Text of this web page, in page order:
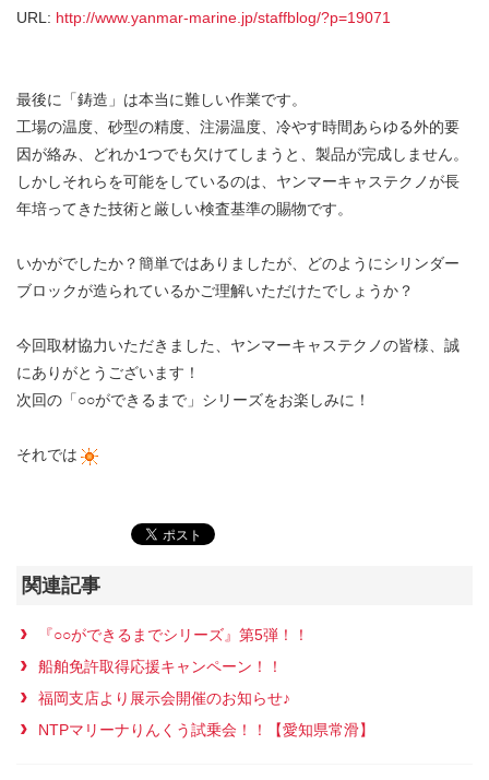
URL: http://www.yanmar-marine.jp/staffblog/?p=19071
最後に「鋳造」は本当に難しい作業です。
工場の温度、砂型の精度、注湯温度、冷やす時間あらゆる外的要
因が絡み、どれか1つでも欠けてしまうと、製品が完成しません。
しかしそれらを可能をしているのは、ヤンマーキャステクノが長
年培ってきた技術と厳しい検査基準の賜物です。
いかがでしたか？簡単ではありましたが、どのようにシリンダー
ブロックが造られているかご理解いただけたでしょうか？
今回取材協力いただきました、ヤンマーキャステクノの皆様、誠
にありがとうございます！
次回の「○○ができるまで」シリーズをお楽しみに！
それでは
関連記事
『○○ができるまでシリーズ』第5弾！！
船舶免許取得応援キャンペーン！！
福岡支店より展示会開催のお知らせ♪
NTPマリーナりんくう試乗会！！【愛知県常滑】